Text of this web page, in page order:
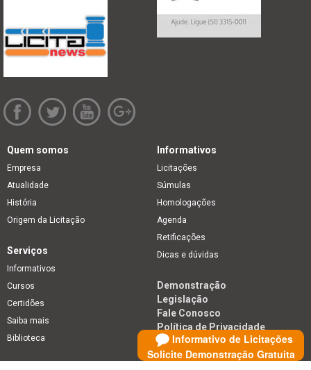
Informativo de Licitações
Solicite Demonstração Gratuita
Quem somos
Empresa
Atualidade
História
Origem da Licitação
Informativos
Licitações
Súmulas
Homologações
Agenda
Retificações
Dicas e dúvidas
Serviços
Informativos
Cursos
Certidões
Saiba mais
Biblioteca
Demonstração
Legislação
Fale Conosco
Política de Privacidade